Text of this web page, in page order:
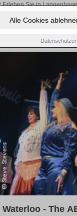
Alle Cookies
Sie in
Veranstaltungen in
Waterloo - The